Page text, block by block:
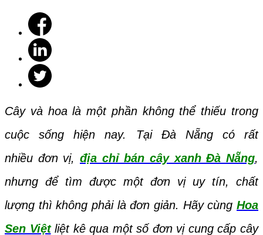
Cây và hoa là một phần không thể thiếu trong
cuộc sống hiện nay. Tại Đà Nẵng có rất
nhiều đơn vị, địa chỉ bán cây xanh Đà Nẵng,
nhưng để tìm được một đơn vị uy tín, chất
lượng thì không phải là đơn giản. Hãy cùng Hoa
Sen Việtliệt kê qua một số đơn vị cung cấp cây